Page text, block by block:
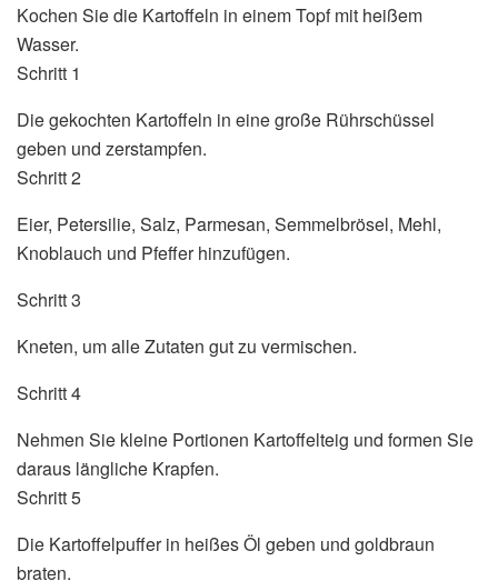
Kochen Sie die Kartoffeln in einem Topf mit heißem
Wasser.
Schritt 1
Die gekochten Kartoffeln in eine große Rührschüssel
geben und zerstampfen.
Schritt 2
Eier, Petersilie, Salz, Parmesan, Semmelbrösel, Mehl,
Knoblauch und Pfeffer hinzufügen.
Schritt 3
Kneten, um alle Zutaten gut zu vermischen.
Schritt 4
Nehmen Sie kleine Portionen Kartoffelteig und formen Sie
daraus längliche Krapfen.
Schritt 5
Die Kartoffelpuffer in heißes Öl geben und goldbraun
braten.